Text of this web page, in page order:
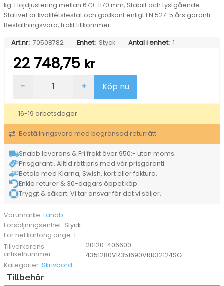
kg. Höjdjustering mellan 670-1170 mm, Stabilt och tystgående.
Stativet är kvalitétstestat och godkänt enligt EN 527. 5 års garanti.
Beställningsvara, frakt tillkommer.
Art.nr: 70508782 Enhet: Styck Antal i enhet: 1
22 748,75 kr
skrivbord
Lanab
Vänster
Bok/Vit
2000x1800
mängd
- + Köp nu
16-19 arbetsdagar
Beställningsvara med begränsad returrätt
Snabb leverans & Fri frakt över 950:- utan moms.
Prisgaranti. Alltid rätt pris med vår prisgaranti.
Betala med Klarna, Swish, kort eller faktura.
Enkla returer & 30-dagars öppet köp.
Tryggt & säkert. Vi tar ansvar för det vi säljer.
Varumärke Lanab
Försäljningsenhet Styck
För hel kartong ange 1
Tillverkarens
artikelnummer
20120-406600-
4351280VR351690VRR32124SG
Kategorier Skrivbord
Tillbehör